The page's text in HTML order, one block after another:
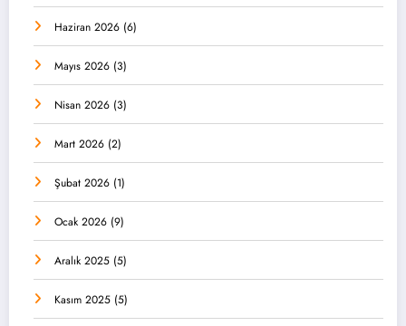
Haziran 2026 (6)
Mayıs 2026 (3)
Nisan 2026 (3)
Mart 2026 (2)
Şubat 2026 (1)
Ocak 2026 (9)
Aralık 2025 (5)
Kasım 2025 (5)